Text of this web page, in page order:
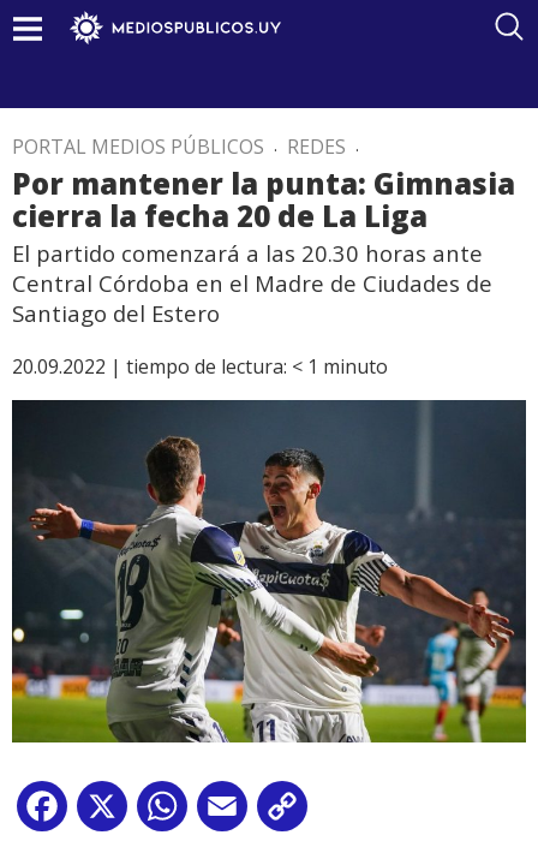
PORTAL MEDIOS PÚBLICOS . REDES .
Por mantener la punta: Gimnasia
cierra la fecha 20 de La Liga
El partido comenzará a las 20.30 horas ante
Central Córdoba en el Madre de Ciudades de
Santiago del Estero
20.09.2022 | tiempo de lectura: < 1 minuto
Facebook
X WhatsApp
Email